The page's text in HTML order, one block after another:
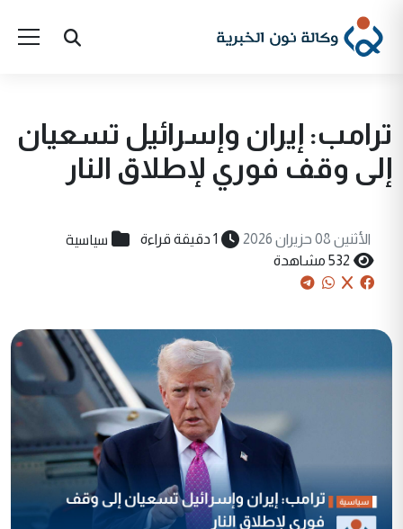
ترامب: إيران وإسرائيل تسعيان
إلى وقف فوري لإطلاق النار
الأثنين 08 حزيران 2026 1 دقيقة قراءة سياسية
532 مشاهدة